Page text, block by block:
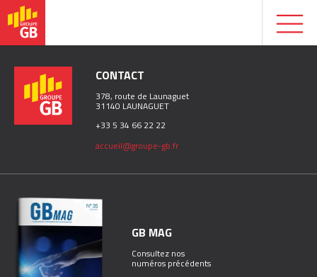
CONTACT
378, route de Launaguet
31140 LAUNAGUET
+33 5 34 66 22 22
accueil@groupe-gb.fr
GB MAG
Consultez nos
numéros précédents